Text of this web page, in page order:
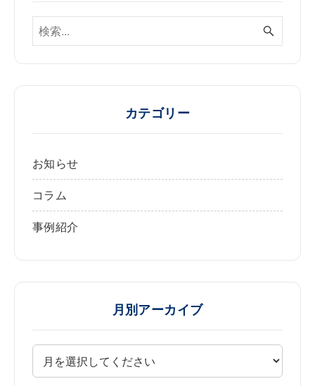
カテゴリー
お知らせ
コラム
事例紹介
月別アーカイブ